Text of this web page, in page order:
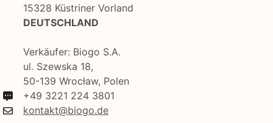
15328 Küstriner Vorland
DEUTSCHLAND
Verkäufer: Biogo S.A.
ul. Szewska 18,
50-139 Wrocław, Polen
+49 3221 224 3801
kontakt@biogo.de